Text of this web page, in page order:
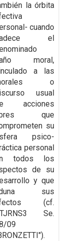
la órbita
cuando
el
moral,
a las
o
usual
acciones
que
su
psico-
personal
todos los
de su
y que
sus
(cf.
Se.
09